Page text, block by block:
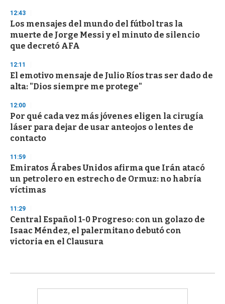
12:43
Los mensajes del mundo del fútbol tras la
muerte de Jorge Messi y el minuto de silencio
que decretó AFA
12:11
El emotivo mensaje de Julio Ríos tras ser dado de
alta: "Dios siempre me protege"
12:00
Por qué cada vez más jóvenes eligen la cirugía
láser para dejar de usar anteojos o lentes de
contacto
11:59
Emiratos Árabes Unidos afirma que Irán atacó
un petrolero en estrecho de Ormuz: no habría
víctimas
11:29
Central Español 1-0 Progreso: con un golazo de
Isaac Méndez, el palermitano debutó con
victoria en el Clausura